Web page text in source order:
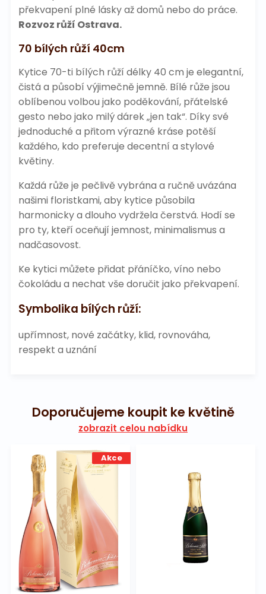
překvapení plné lásky až domů nebo do práce.
Rozvoz růží Ostrava.
70 bílých růží 40cm
Kytice 70-ti bílých růží délky 40 cm je elegantní,
čistá a působí výjimečně jemně. Bílé růže jsou
oblíbenou volbou jako poděkování, přátelské
gesto nebo jako milý dárek „jen tak“. Díky své
jednoduché a přitom výrazné kráse potěší
každého, kdo preferuje decentní a stylové
květiny.
Každá růže je pečlivě vybrána a ručně uvázána
našimi floristkami, aby kytice působila
harmonicky a dlouho vydržela čerstvá. Hodí se
pro ty, kteří oceňují jemnost, minimalismus a
nadčasovost.
Ke kytici můžete přidat přáníčko, víno nebo
čokoládu a nechat vše doručit jako překvapení.
Symbolika bílých růží:
upřímnost, nové začátky, klid, rovnováha,
respekt a uznání
Doporučujeme koupit ke květině
zobrazit celou nabídku
Akce